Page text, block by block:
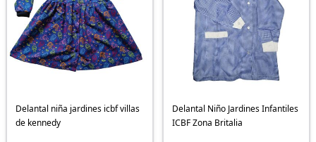
Delantal niña jardines icbf villas
de kennedy
Delantal Niño Jardines Infantiles
ICBF Zona Britalia